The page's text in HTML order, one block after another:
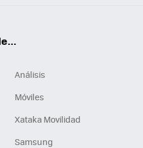
Análisis
Móviles
Xataka Movilidad
Samsung